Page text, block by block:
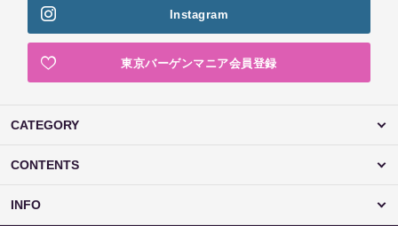
Instagram
東京バーゲンマニア会員登録
CATEGORY
CONTENTS
INFO